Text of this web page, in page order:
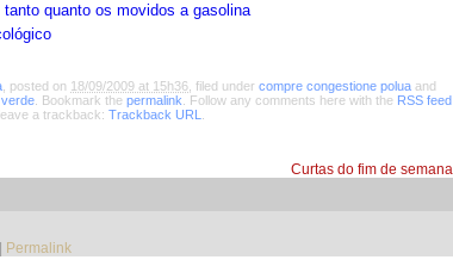
quanto os movidos a gasolina
, posted on 18/09/2009 at 15h36 , filed under compre congestione polua and
. Bookmark the permalink . Follow any comments here with the RSS feed
a trackback: Trackback URL
Curtas do fim de semana
| Permalink